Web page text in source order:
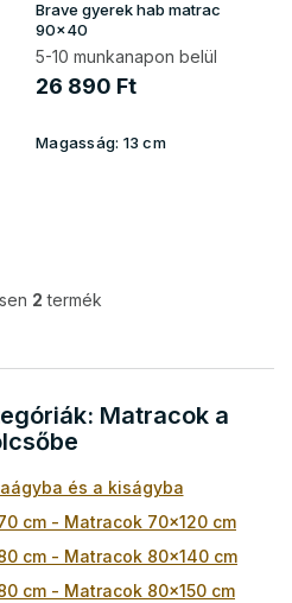
Brave gyerek hab matrac
90x40
5-10 munkanapon belül
26 890 Ft
Magasság: 13 cm
L
t
i
r
n
í
t
2 termék
Matracok a
és a kiságyba
cm - Matracok 70x120 cm
cm - Matracok 80x140 cm
cm - Matracok 80x150 cm